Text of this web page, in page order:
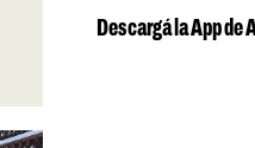
Descargá la App de